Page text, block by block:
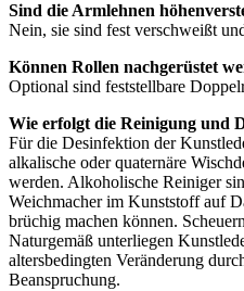
Sind die Armlehnen
Nein, sie sind fest verschweißt
Können Rollen nachgerüstet
Optional sind feststellbare
Wie erfolgt die Reinigung und
Für die Desinfektion der
alkalische oder quaternäre
werden. Alkoholische Reiniger
Weichmacher im Kunststoff auf
brüchig machen können.
Naturgemäß unterliegen
altersbedingten Veränderung
Beanspruchung.